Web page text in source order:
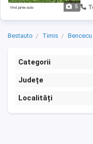
5
Bestauto Timis
Categorii
Județe
Localități